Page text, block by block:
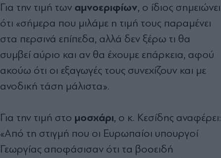
Για την τιμή των αμνοεριφίων, ο ίδιος σημειώνει
ότι «σήμερα που μιλάμε η τιμή τους παραμένει
στα περσινά επίπεδα, αλλά δεν ξέρω τι θα
συμβεί αύριο και αν θα έχουμε επάρκεια, αφού
ακούω ότι οι εξαγωγές τους συνεχίζουν και με
ανοδική τάση μάλιστα».
Για την τιμή στο μοσχάρι, ο κ. Κεσίδης αναφέρει:
«Από τη στιγμή που οι Ευρωπαίοι υπουργοί
Γεωργίας αποφάσισαν ότι τα βοοειδή